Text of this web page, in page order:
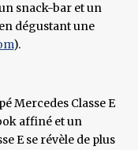
snack-bar et un
dégustant une
).
Mercedes Classe E
affiné et un
E se révèle de plus